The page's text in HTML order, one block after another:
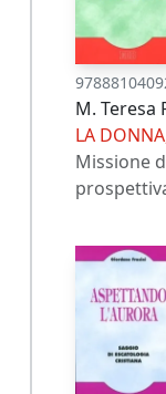
M. Teresa
LA
Missione